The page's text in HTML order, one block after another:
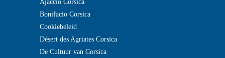
Ajaccio Corsica
Bonifacio Corsica
Cookiebeleid
Désert des Agriates Corsica
De Cultuur van Corsica